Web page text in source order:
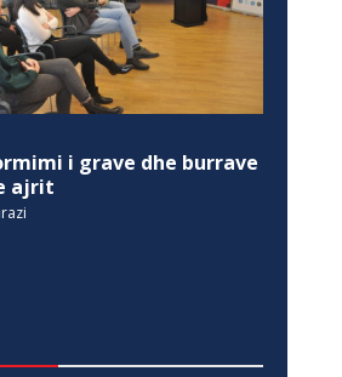
i grave dhe burrave
ajrit